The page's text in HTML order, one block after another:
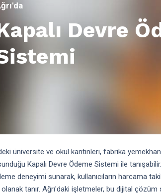
Devre
üniversite ve okul kantinleri, fabrika
Kapalı Devre Ödeme Sistemi ile
deneyimi sunarak, kullanıcıların harcama
tanır. Ağrı'daki işletmeler, bu dijital